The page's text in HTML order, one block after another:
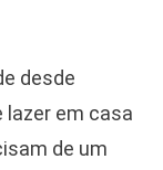
desde
em casa
de um